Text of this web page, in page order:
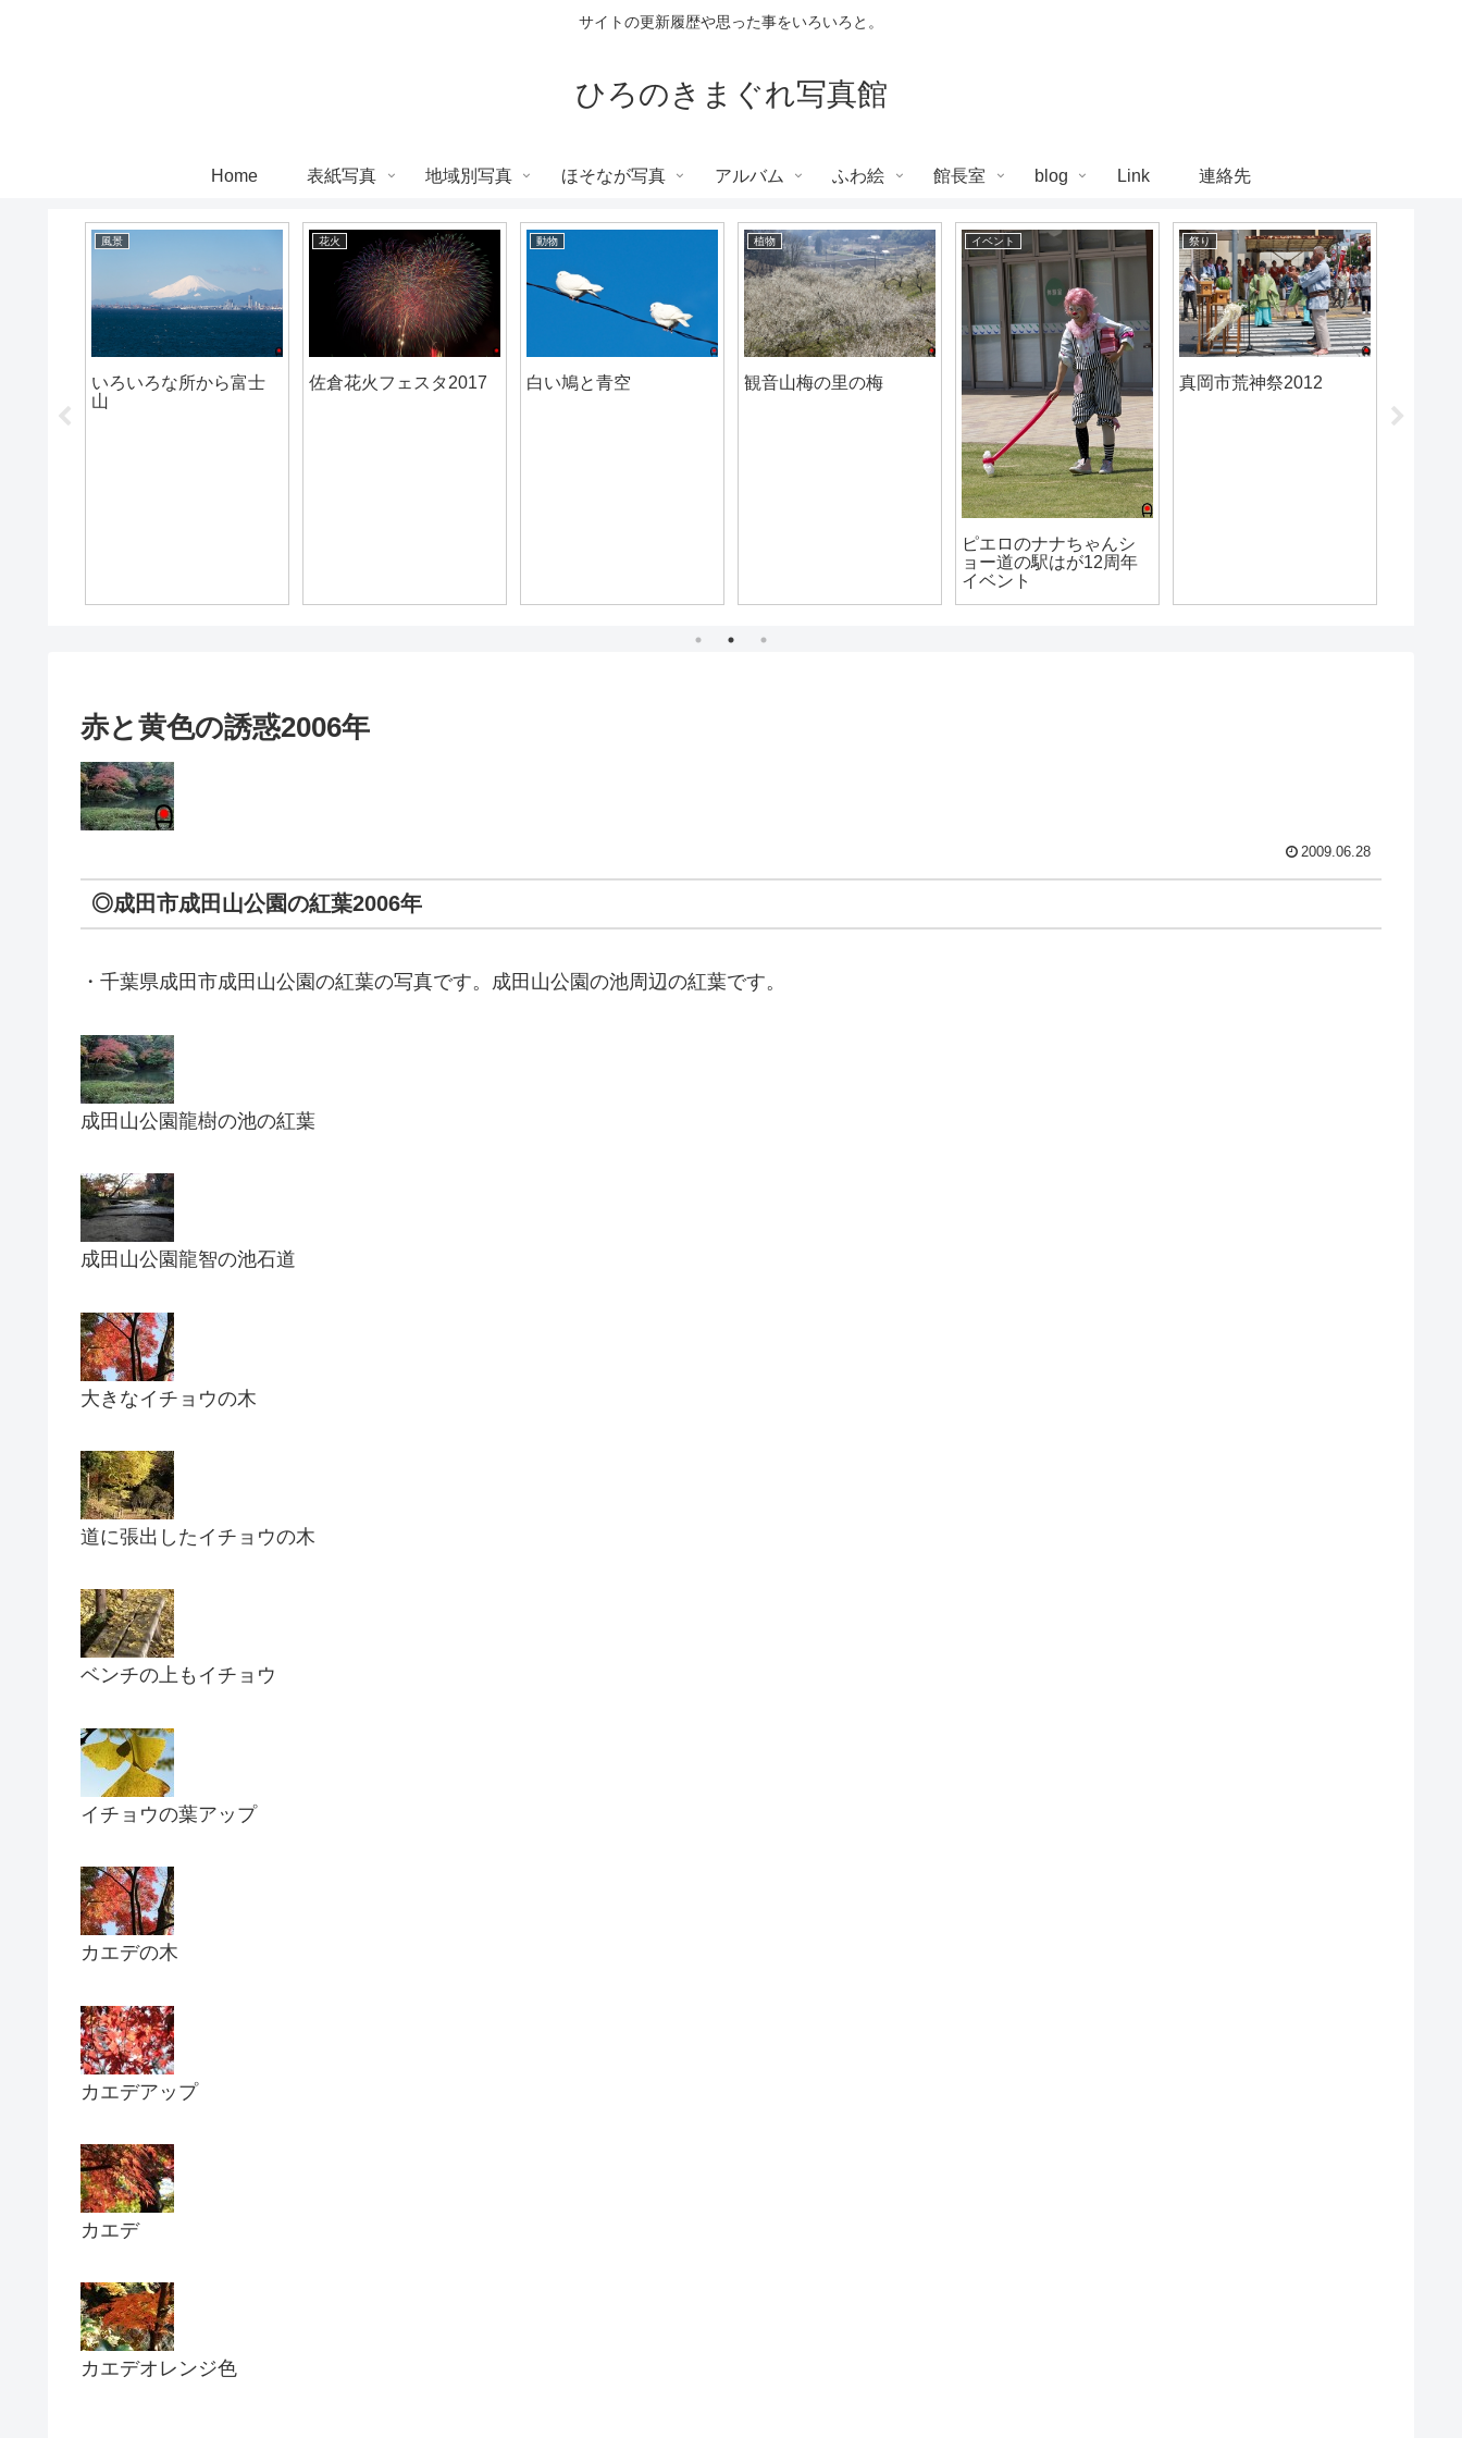
サイトの更新履歴や思った事をいろいろと。
ひろのきまぐれ写真館
Home 表紙写真 地域別写真 ほそなが写真 アルバム ふわ絵 館長室 blog Link 連絡先
風景
いろいろな所から富士
山
花火
佐倉花火フェスタ2017
動物
白い鳩と青空
植物
観音山梅の里の梅
イベント
ピエロのナナちゃんシ
ョー道の駅はが12周年
イベント
祭り
真岡市荒神祭2012
赤と黄色の誘惑2006年
2009.06.28
◎成田市成田山公園の紅葉2006年
・千葉県成田市成田山公園の紅葉の写真です。成田山公園の池周辺の紅葉です。
成田山公園龍樹の池の紅葉
成田山公園龍智の池石道
大きなイチョウの木
道に張出したイチョウの木
ベンチの上もイチョウ
イチョウの葉アップ
カエデの木
カエデアップ
カエデ
カエデオレンジ色